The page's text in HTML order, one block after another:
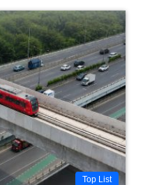
Top List